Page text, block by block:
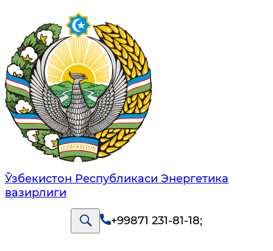
Ўзбекистон Республикаси Энергетика
вазирлиги
+99871 231-81-18;